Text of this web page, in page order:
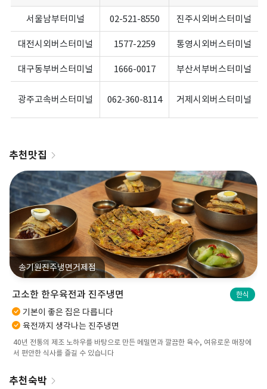
서울남부터미널 02-521-8550 진주시외버스터미널
대전시외버스터미널 1577-2259 통영시외버스터미널
대구동부버스터미널 1666-0017 부산서부버스터미널
광주고속버스터미널 062-360-8114 거제시외버스터미널
추천맛집
송기원진주냉면거제점
고소한 한우육전과 진주냉면 한식
기본이 좋은 집은 다릅니다
육전까지 생각나는 진주냉면
40년 전통의 제조 노하우를 바탕으로 만든 메밀면과 깔끔한 육수, 여유로운 매장에
서 편안한 식사를 즐길 수 있습니다
추천숙박